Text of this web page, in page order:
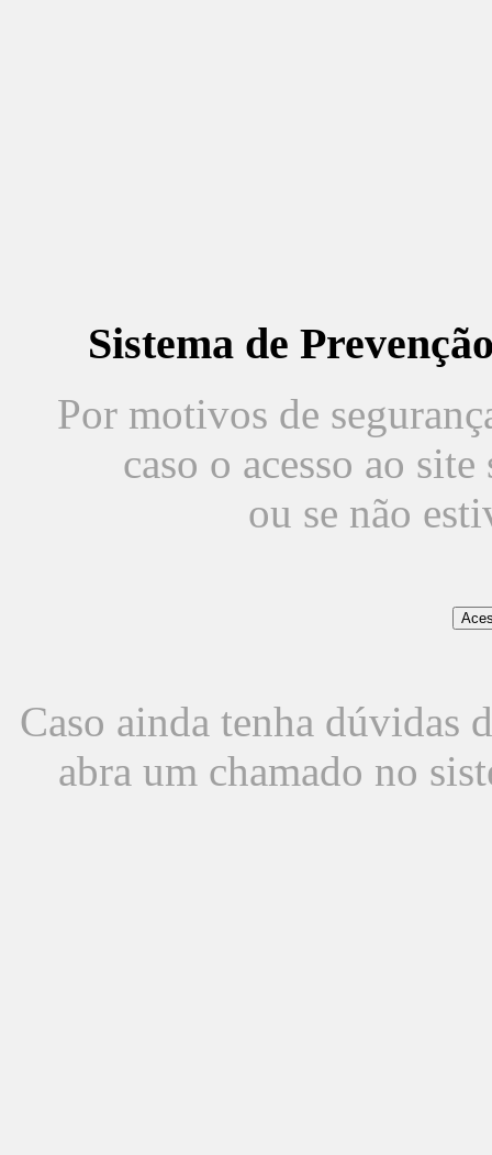
Sistema de
Por motivos de
caso o acesso ao
ou se não
Caso ainda tenha dúvidas
abra um chamado no